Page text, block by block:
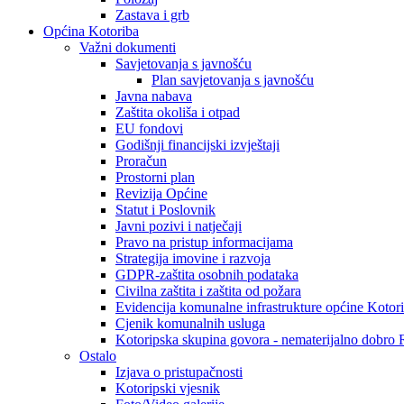
Zastava i grb
Općina Kotoriba
Važni dokumenti
Savjetovanja s javnošću
Plan savjetovanja s javnošću
Javna nabava
Zaštita okoliša i otpad
EU fondovi
Godišnji financijski izvještaji
Proračun
Prostorni plan
Revizija Općine
Statut i Poslovnik
Javni pozivi i natječaji
Pravo na pristup informacijama
Strategija imovine i razvoja
GDPR-zaštita osobnih podataka
Civilna zaštita i zaštita od požara
Evidencija komunalne infrastrukture općine
Cjenik komunalnih usluga
Kotoripska skupina govora - nematerijalno dobro
Ostalo
Izjava o pristupačnosti
Kotoripski vjesnik